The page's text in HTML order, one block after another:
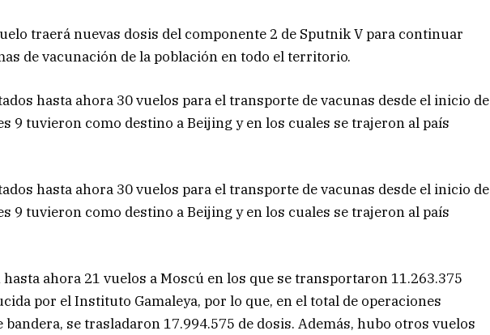
traerá nuevas dosis del componente 2 de Sputnik V para continuar
de vacunación de la población en todo el territorio.
hasta ahora 30 vuelos para el transporte de vacunas desde el inicio de
9 tuvieron como destino a Beijing y en los cuales se trajeron al país
hasta ahora 30 vuelos para el transporte de vacunas desde el inicio de
9 tuvieron como destino a Beijing y en los cuales se trajeron al país
ahora 21 vuelos a Moscú en los que se transportaron 11.263.375
por el Instituto Gamaleya, por lo que, en el total de operaciones
bandera, se trasladaron 17.994.575 de dosis. Además, hubo otros vuelos